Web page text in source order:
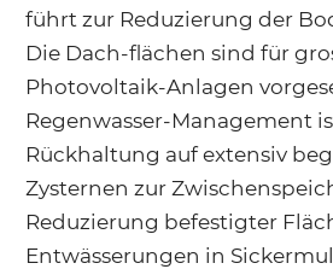
führt zur Reduzierung der
Die Dach-flächen sind für
Photovoltaik-Anlagen
Regenwasser-Management
Rückhaltung auf extensiv
Zysternen zur
Reduzierung befestigter
Entwässerungen in